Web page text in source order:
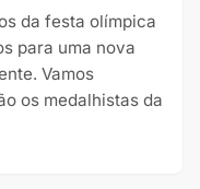
da festa olímpica
para uma nova
Vamos
os medalhistas da